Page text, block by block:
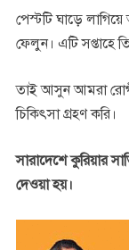
পেস্টটি ঘাড়ে
ফেলুন। এটি সপ্তাহে
তাই আসুন আমরা
চিকিৎসা গ্রহণ করি।
সারাদেশে কুরিয়ার
দেওয়া হয়।